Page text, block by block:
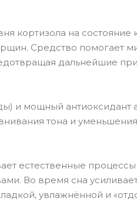
кортизола на
Средство помогает
дальнейшие
и мощный антиоксидант
тона и
естественные процессы
Во время сна
увлажнённой и